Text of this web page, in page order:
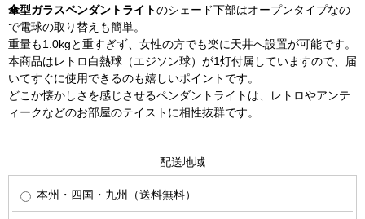
傘型ガラスペンダントライトのシェード下部はオープンタイプなの
で電球の取り替えも簡単。
重量も1.0kgと重すぎず、女性の方でも楽に天井へ設置が可能です。
本商品はレトロ白熱球（エジソン球）が1灯付属していますので、届
いてすぐに使用できるのも嬉しいポイントです。
どこか懐かしさを感じさせるペンダントライトは、レトロやアンテ
ィークなどのお部屋のテイストに相性抜群です。
配送地域
本州・四国・九州（送料無料）